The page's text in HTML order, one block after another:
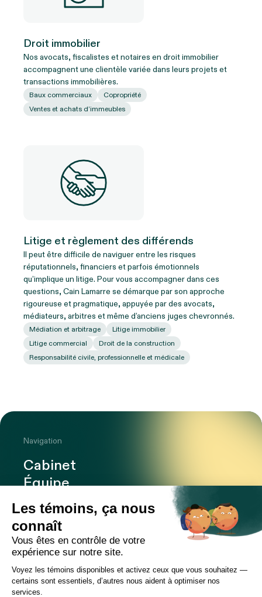
Droit immobilier
Nos avocats, fiscalistes et notaires en droit immobilier
accompagnent une clientèle variée dans leurs projets et
transactions immobilières.
Baux commerciaux
Copropriété
Ventes et achats d’immeubles
Litige et règlement des différends
Il peut être difficile de naviguer entre les risques
réputationnels, financiers et parfois émotionnels
qu’implique un litige. Pour vous accompagner dans ces
questions, Cain Lamarre se démarque par son approche
rigoureuse et pragmatique, appuyée par des avocats,
médiateurs, arbitres et même d’anciens juges chevronnés.
Médiation et arbitrage
Litige immobilier
Litige commercial
Droit de la construction
Responsabilité civile, professionnelle et médicale
Navigation
Cabinet
Équipe
Expertises
Bureaux
Carrière
Transactions
Nouvelles
Contact